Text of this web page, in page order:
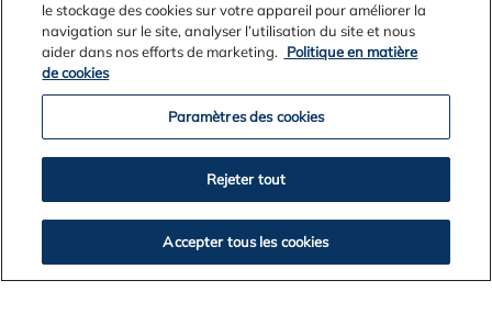
SKOÐA ALLAR FRÉTTATILKYNNINGAR
le stockage des cookies sur votre appareil pour améliorer la
navigation sur le site, analyser l’utilisation du site et nous
aider dans nos efforts de marketing.
Politique en matière
de cookies
Paramètres des cookies
Rejeter tout
Accepter tous les cookies